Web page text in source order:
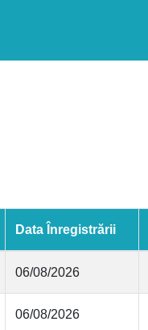
Data Înregistrării
06/08/2026
06/08/2026